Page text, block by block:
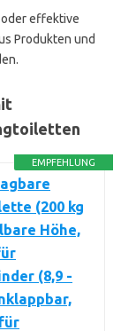
effektive
Produkten und
EMPFEHLUNG
(200 kg
Höhe,
(8,9 -